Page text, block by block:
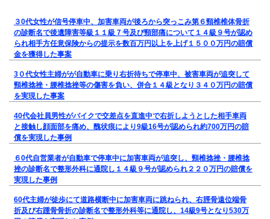
３0代女性が信号停車中、加害車両が後ろから突っこみ第６頸椎椎体骨折
の診断名で後遺障害等級１１級７号及び頸部痛について１４級９号が認め
られ相手方任意保険からの提示を数百万円以上を上げ１５００万円の賠償
金を獲得した事案
3０代女性主婦がが自動車に乗り右折待ちで停車中、被害車両が追突して
頸椎捻挫・腰椎捻挫等の傷害を負い、併合１４級となり３４０万円の賠償
を実現した事案
40代会社員男性がバイクで交差点を直進中で右折しようとした相手車両
と接触し顔面部を痛め、醜状痕により9級16号が認められ約700万円の賠
償を実現した事例
６0代自営業者が自動車で停車中に加害車両が追突し、頸椎捻挫・腰椎捻
挫の診断名で整形外科に通院し１４級９号が認められ２２０万円の賠償を
実現した事例
60代主婦が徒歩にて道路横断中に加害車両に跳ねられ、右脛骨遠位端骨
折及び右踵骨骨折の診断名で整形外科等に通院し、14級9号となり530万